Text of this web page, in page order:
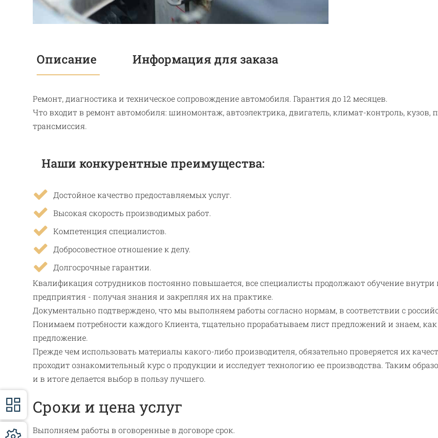
Описание Информация для заказа
Ремонт, диагностика и техническое сопровождение автомобиля. Гарантия до 12 месяцев.
Что входит в ремонт автомобиля: шиномонтаж, автоэлектрика, двигатель, климат-контроль, кузов,
трансмиссия.
Наши конкурентные преимущества:
Достойное качество предоставляемых услуг.
Высокая скорость производимых работ.
Компетенция специалистов.
Добросовестное отношение к делу.
Долгосрочные гарантии.
Квалификация сотрудников постоянно повышается, все специалисты продолжают обучение
предприятия - получая знания и закрепляя их на практике.
Документально подтверждено, что мы выполняем работы согласно нормам, в соответствии с
Понимаем потребности каждого Клиента, тщательно прорабатываем лист предложений и знаем,
предложение.
Прежде чем использовать материалы какого-либо производителя, обязательно проверяется их
проходит ознакомительный курс о продукции и исследует технологию ее производства. Таким
и в итоге делается выбор в пользу лучшего.
Сроки и цена услуг
Выполняем работы в оговоренные в договоре срок.